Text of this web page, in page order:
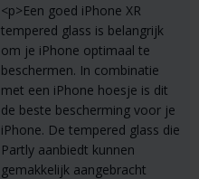
<p>Een goed iPhone XR
tempered glass is belangrijk
om je iPhone optimaal te
beschermen. In combinatie
met een iPhone hoesje is dit
de beste bescherming voor je
iPhone. De tempered glass die
Partly aanbiedt kunnen
gemakkelijk aangebracht